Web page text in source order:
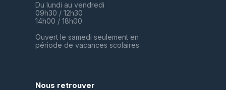
Du lundi au vendredi
09h30 / 12h30
14h00 / 18h00
Ouvert le samedi seulement en
période de vacances scolaires
Nous retrouver